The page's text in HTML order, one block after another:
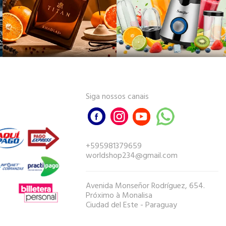
Siga nossos canais
+595981379659
worldshop234@gmail.com
Avenida Monseñor Rodríguez, 654.
Próximo à Monalisa
Ciudad del Este - Paraguay